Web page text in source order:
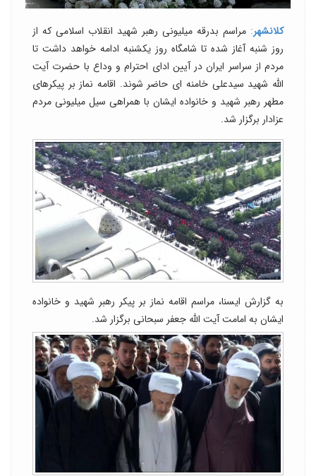
کلانشهر: مراسم بدرقه میلیونی رهبر شهید انقلاب اسلامی که از
روز شنبه آغاز شده تا شامگاه روز یکشنبه ادامه خواهد داشت تا
مردم از سراسر ایران در آیین ادای احترام و وداع با حضرت آیت
الله شهید سیدعلی خامنه ای حاضر شوند. اقامه نماز بر پیکرهای
مطهر رهبر شهید و خانواده ایشان با همراهی سیل میلیونی مردم
عزادار برگزار شد.
به گزارش ایسنا، مراسم اقامه نماز بر پیکر رهبر شهید و خانواده
ایشان به امامت آیت الله جعفر سبحانی برگزار شد.